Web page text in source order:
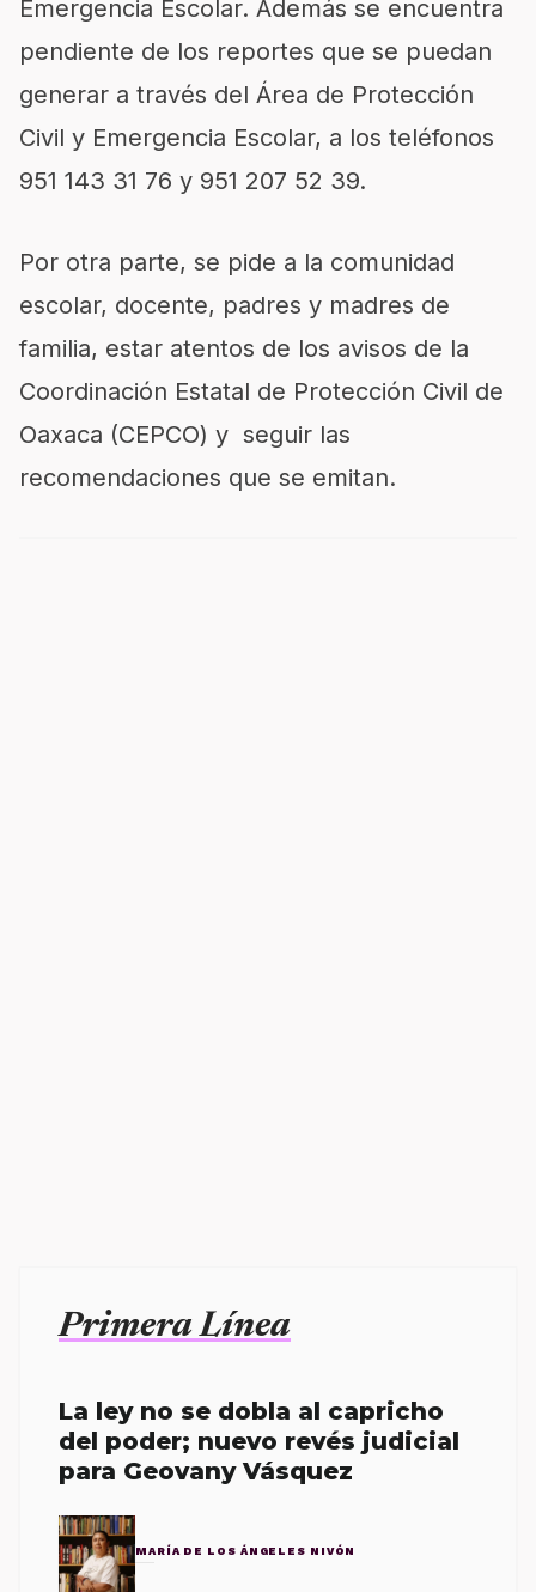
Emergencia Escolar. Además se encuentra
pendiente de los reportes que se puedan
generar a través del Área de Protección
Civil y Emergencia Escolar, a los teléfonos
951 143 31 76 y 951 207 52 39.
Por otra parte, se pide a la comunidad
escolar, docente, padres y madres de
familia, estar atentos de los avisos de la
Coordinación Estatal de Protección Civil de
Oaxaca (CEPCO) y seguir las
recomendaciones que se emitan.
Primera Línea
La ley no se dobla al capricho
del poder; nuevo revés judicial
para Geovany Vásquez
MARÍA DE LOS ÁNGELES NIVÓN